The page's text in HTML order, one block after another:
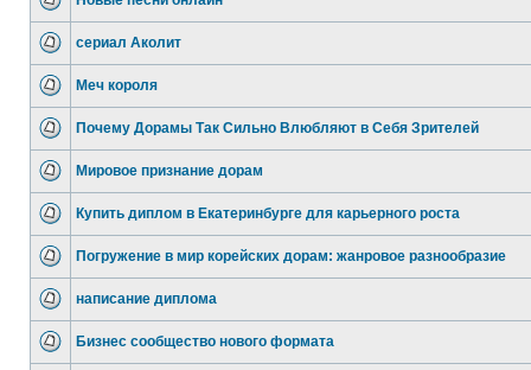
сериал Аколит
Меч короля
Почему Дорамы Так Сильно Влюбляют в Себя Зрителей
Мировое признание дорам
Купить диплом в Екатеринбурге для карьерного роста
Погружение в мир корейских дорам: жанровое разнообразие
написание диплома
Бизнес сообщество нового формата